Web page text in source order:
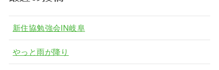
新住協勉強会IN岐阜
やっと雨が降り